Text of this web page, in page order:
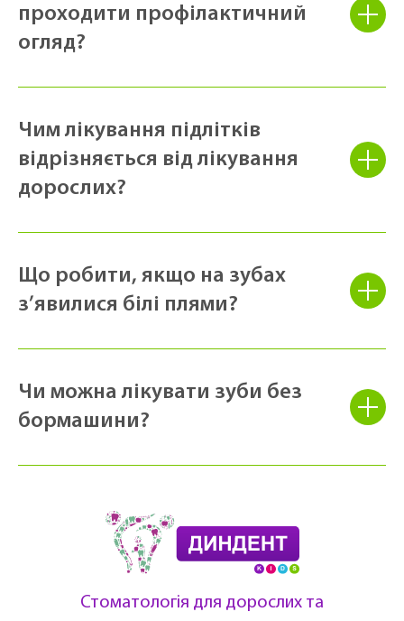
проходити профілактичний
огляд?
Чим лікування підлітків
відрізняється від лікування
дорослих?
Що робити, якщо на зубах
з’явилися білі плями?
Чи можна лікувати зуби без
бормашини?
Стоматологія для дорослих та